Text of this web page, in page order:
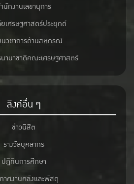
นักงานเลขานุการ
เศรษฐศาสตร์ประยุกต์
วิชาการด้านสหกรณ์
านาชาติคณะเศรษฐศาสตร์
ลิงค์อื่น ๆ
ข่าวนิสิต
รางวัลบุคลากร
ปฎิทินการศึกษา
าศงานคลังและพัสดุ